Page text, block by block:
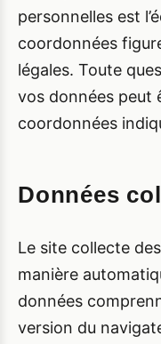
personnelles est
coordonnées
légales. Toute
vos données peut
coordonnées
Données
Le site collecte
manière
données
version du